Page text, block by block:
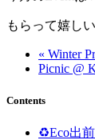
もらって嬉し
« Winter
Picnic @
Contents
♻️Eco出